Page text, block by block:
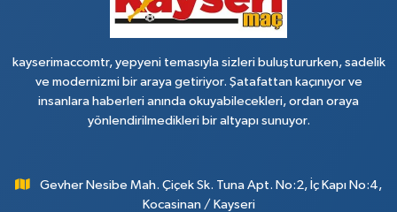
kayserimaccomtr, yepyeni temasıyla sizleri buluştururken, sadelik
ve modernizmi bir araya getiriyor. Şatafattan kaçınıyor ve
insanlara haberleri anında okuyabilecekleri, ordan oraya
yönlendirilmedikleri bir altyapı sunuyor.
Gevher Nesibe Mah. Çiçek Sk. Tuna Apt. No:2, İç Kapı No:4,
Kocasinan / Kayseri